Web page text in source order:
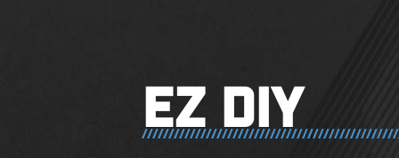
EZ DIY